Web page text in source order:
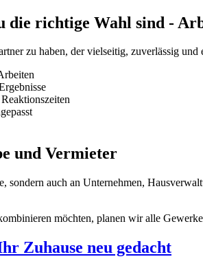
richtige Wahl sind -
zu haben, der vielseitig, zuverlässig
und Vermieter
sondern auch an Unternehmen,
möchten, planen wir alle
Zuhause neu gedacht